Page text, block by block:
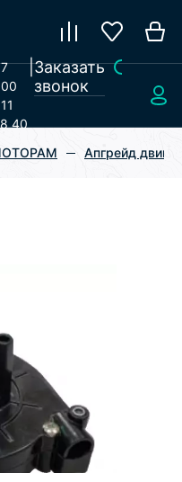
40
|Заказать
звонок
Апгрейд